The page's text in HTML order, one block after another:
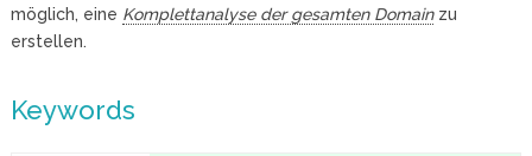
möglich, eine Komplettanalyse der gesamten Domainzu
erstellen.
Keywords